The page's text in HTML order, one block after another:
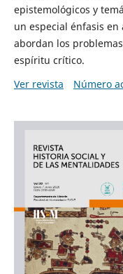
epistemológicos y
un especial énfasis
abordan los
espíritu crítico.
Ver revista
Número